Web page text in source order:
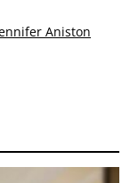
Aniston